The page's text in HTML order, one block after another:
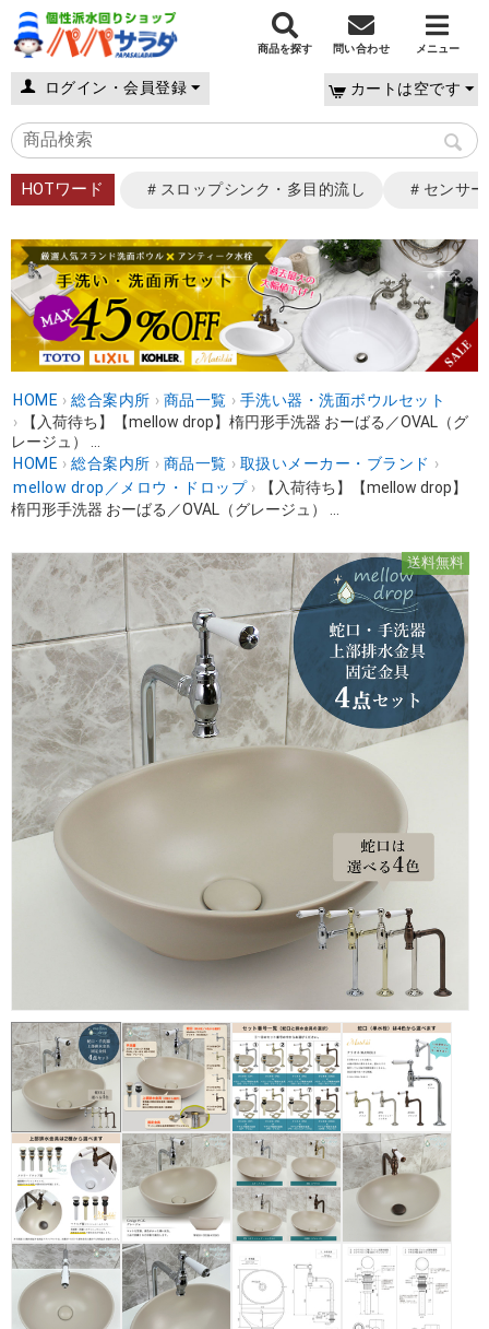
商品を探す 問い合わせ メニュー
ログイン・会員登録 カートは空です
HOTワード ＃スロップシンク・多目的流し ＃センサ
HOME › 総合案内所 › 商品一覧 › 手洗い器・洗面ボウルセット
›
【入荷待ち】【mellow drop】楕円形手洗器 おーばる／OVAL（グ
レージュ） ...
HOME › 総合案内所 › 商品一覧 › 取扱いメーカー・ブランド ›
mellow drop／メロウ・ドロップ ›
【入荷待ち】【mellow drop】
楕円形手洗器 おーばる／OVAL（グレージュ） ...
送料無料